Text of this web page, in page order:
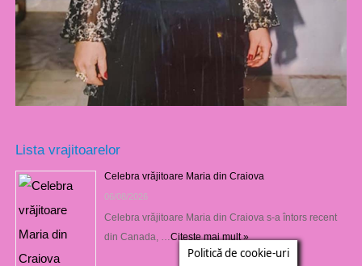
Lista vrajitoarelor
Celebra vrăjitoare Maria din Craiova
06/08/2026
Celebra vrăjitoare Maria din Craiova s-a întors recent
din Canada, … Citește mai mult »
Politică de cookie-uri